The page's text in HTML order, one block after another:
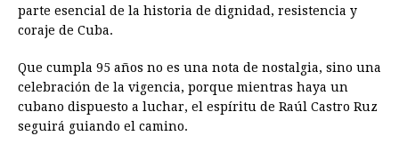
parte esencial de la historia de dignidad, resistencia y
coraje de Cuba.
Que cumpla 95 años no es una nota de nostalgia, sino una
celebración de la vigencia, porque mientras haya un
cubano dispuesto a luchar, el espíritu de Raúl Castro Ruz
seguirá guiando el camino.